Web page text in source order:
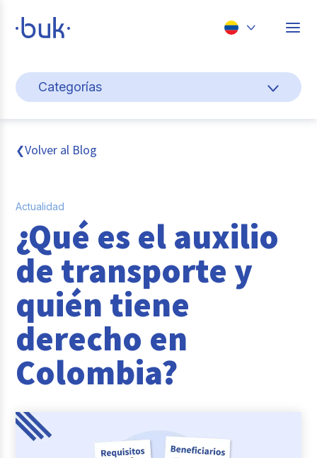
Perú
Categorías
Cultura y bienestar laboral
Gestión de personas
Pago de nómina
Buk
Transformación digital
Tendencias y Data
Reclutamiento y Selección
Casos de éxito
Entrevistas
❮Volver al Blog
Actualidad
¿Qué es el auxilio
de transporte y
quién tiene
derecho en
Colombia?